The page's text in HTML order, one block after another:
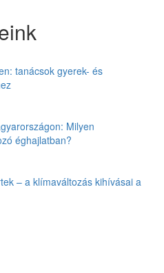
tanácsok gyerek- és
Milyen
éghajlatban?
– a klímaváltozás kihívásai a